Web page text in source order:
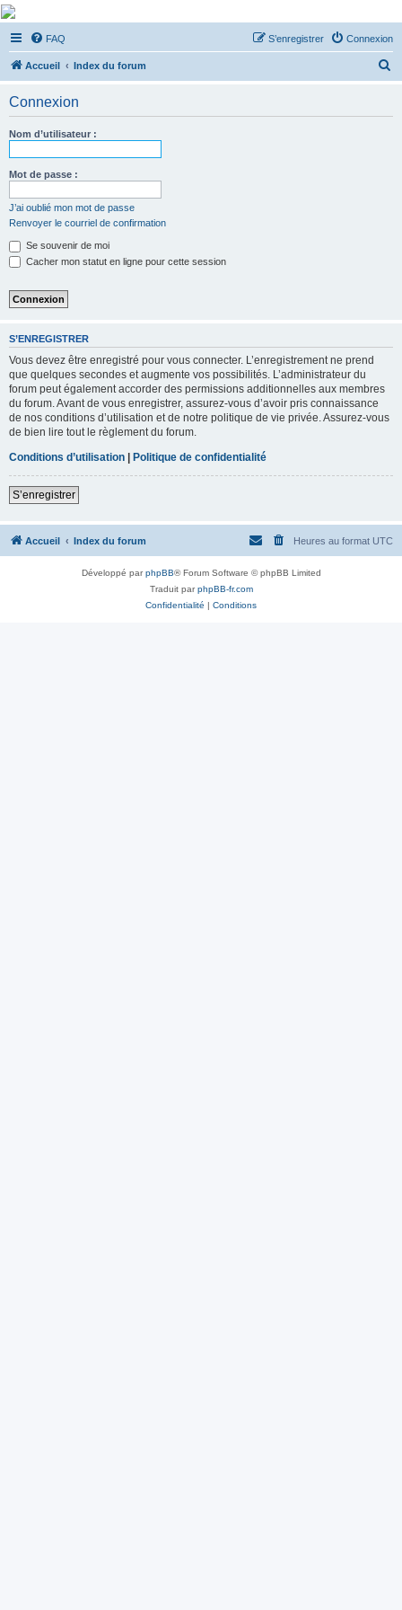
De Musicae Militari -
Forums
Forums de discussions
FAQ Connexion
S’enregistrer
Accueil Index du forum
Connexion
Nom d’utilisateur :
Mot de passe :
J’ai oublié mon mot de passe
Renvoyer le courriel de confirmation
Se souvenir de moi
Cacher mon statut en ligne pour cette session
S’ENREGISTRER
Vous devez être enregistré pour vous connecter. L’enregistrement ne prend
que quelques secondes et augmente vos possibilités. L’administrateur du
forum peut également accorder des permissions additionnelles aux membres
du forum. Avant de vous enregistrer, assurez-vous d’avoir pris connaissance
de nos conditions d’utilisation et de notre politique de vie privée. Assurez-vous
de bien lire tout le règlement du forum.
Conditions d’utilisation | Politique de confidentialité
S’enregistrer
Accueil Index du forum Heures au format UTC
Développé parphpBB® Forum Software © phpBB Limited
Traduit parphpBB-fr.com
Confidentialité | Conditions